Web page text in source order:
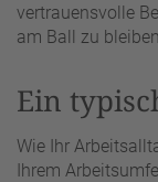
vertrauensvolle
am Ball zu
Ein
Wie Ihr
Ihrem